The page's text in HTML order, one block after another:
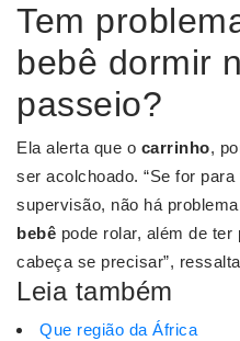
Tem
bebê dormir
passeio?
Ela alerta que o carrinho,
ser acolchoado. “Se for
supervisão, não há
bebê pode rolar, além de
cabeça se precisar”,
Leia também
Que região da África